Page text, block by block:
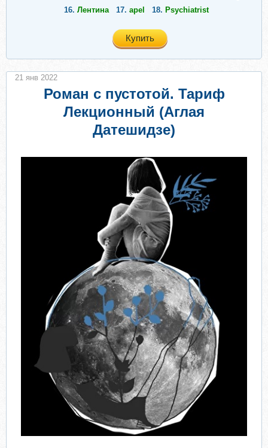
16. Лентина 17. apel 18. Psychiatrist
Купить
Роман с пустотой. Тариф
Лекционный (Аглая
Датешидзе)
21 янв 2022